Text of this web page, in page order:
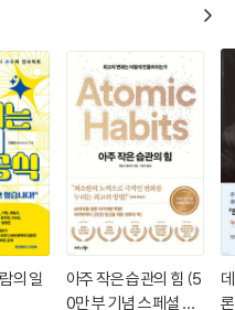
의 일
아주 작은 습관의 힘 (5
0만 부 기념 스페셜 에